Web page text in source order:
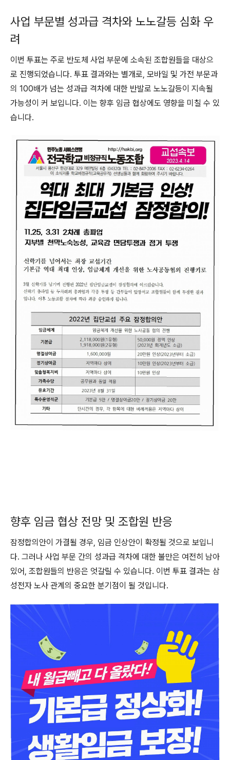
사업 부문별 성과급 격차와 노노갈등 심화 우
려
이번 투표는 주로 반도체 사업 부문에 소속된 조합원들을 대상으
로 진행되었습니다. 투표 결과와는 별개로, 모바일 및 가전 부문과
의 100배가 넘는 성과급 격차에 대한 반발로 노노갈등이 지속될
가능성이 커 보입니다. 이는 향후 임금 협상에도 영향을 미칠 수 있
습니다.
향후 임금 협상 전망 및 조합원 반응
잠정합의안이 가결될 경우, 임금 인상안이 확정될 것으로 보입니
다. 그러나 사업 부문 간의 성과급 격차에 대한 불만은 여전히 남아
있어, 조합원들의 반응은 엇갈릴 수 있습니다. 이번 투표 결과는 삼
성전자 노사 관계의 중요한 분기점이 될 것입니다.